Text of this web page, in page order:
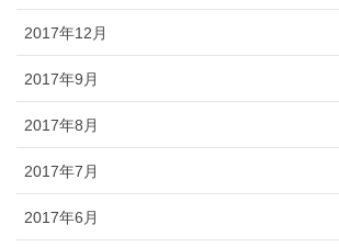
2017年12月
2017年9月
2017年8月
2017年7月
2017年6月